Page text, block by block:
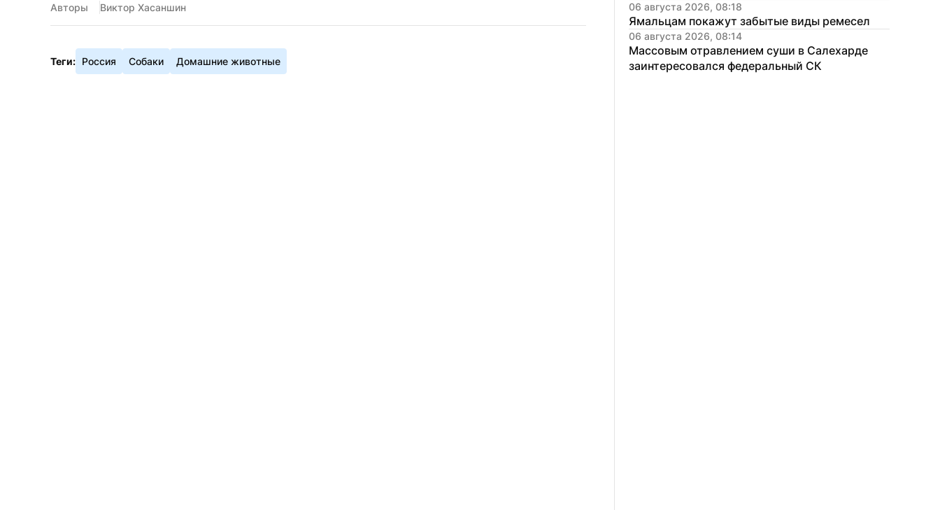
Авторы Виктор Хасаншин
Теги: Россия Собаки Домашние животные
06 августа 2026, 08:18
Ямальцам покажут забытые виды ремесел
06 августа 2026, 08:14
Массовым отравлением суши в Салехарде
заинтересовался федеральный СК